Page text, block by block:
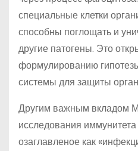
специальные клетки
способны поглощать и
другие патогены. Это
формулированию
системы для защиты
Другим важным вкладом
исследования
озаглавленое как